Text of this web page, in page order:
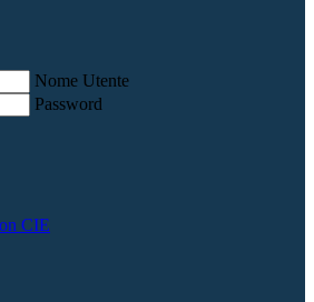
Nome Utente
Password
CIE